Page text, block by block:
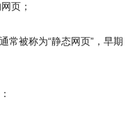
页；
常被称为“静态网页”，早期